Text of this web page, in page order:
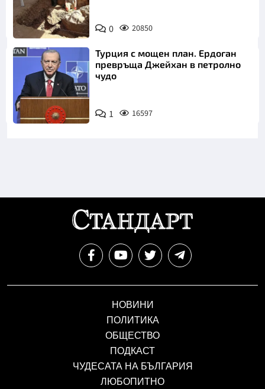
0 20850
Турция с мощен план. Ердоган
превръща Джейхан в петролно
чудо
1 16597
НОВИНИ
ПОЛИТИКА
ОБЩЕСТВО
ПОДКАСТ
ЧУДЕСАТА НА БЪЛГАРИЯ
ЛЮБОПИТНО